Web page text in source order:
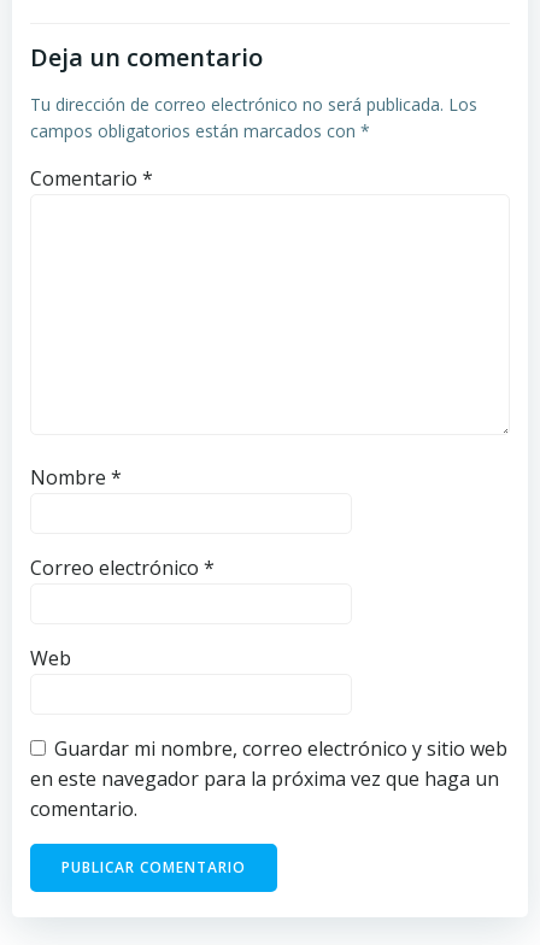
Deja un comentario
Tu dirección de correo electrónico no será publicada. Los
campos obligatorios están marcados con *
Comentario *
Nombre *
Correo electrónico *
Web
Guardar mi nombre, correo electrónico y sitio web
en este navegador para la próxima vez que haga un
comentario.